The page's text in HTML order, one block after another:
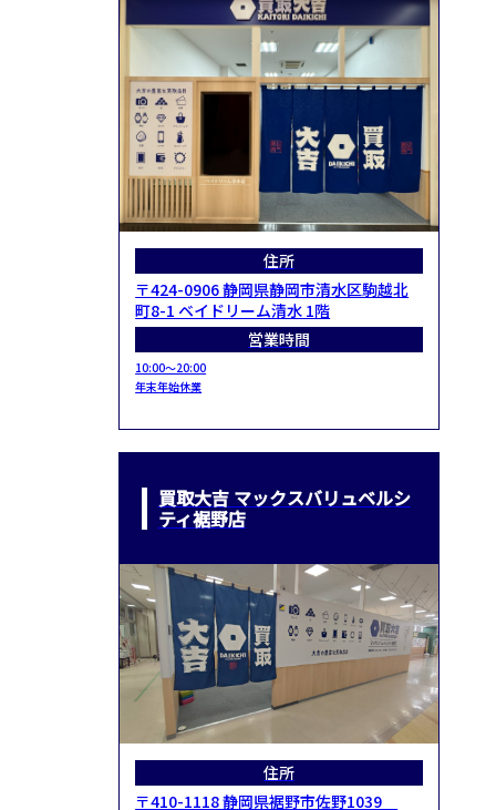
住所
〒424-0906 静岡県静岡市清水区駒越北
町8-1 ベイドリーム清水 1階
営業時間
10:00～20:00
年末年始休業
買取大吉 マックスバリュベルシ
ティ裾野店
住所
〒410-1118 静岡県裾野市佐野1039